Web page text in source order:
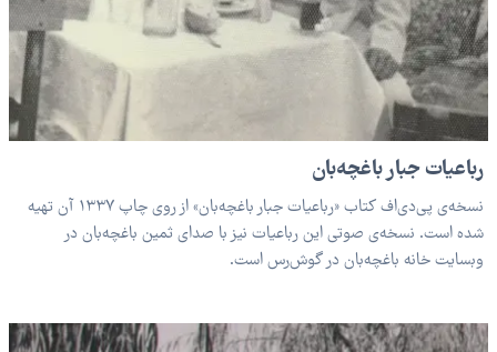
رباعیات جبار باغچه‌بان
نسخه‌ی پی‌دی‌اف کتاب «رباعیات جبار باغچه‌بان» از روی چاپ ۱۳۳۷ آن تهیه
شده است. نسخه‌ی صوتی این رباعیات نیز با صدای ثمین باغچه‌بان در
وبسایت خانه باغچه‌بان در گوش‌رس است.